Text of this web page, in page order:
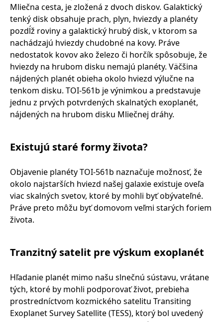
Mliečna cesta, je zložená z dvoch diskov. Galaktický
tenký disk obsahuje prach, plyn, hviezdy a planéty
pozdĺž roviny a galaktický hrubý disk, v ktorom sa
nachádzajú hviezdy chudobné na kovy. Práve
nedostatok kovov ako železo či horčík spôsobuje, že
hviezdy na hrubom disku nemajú planéty. Väčšina
nájdených planét obieha okolo hviezd výlučne na
tenkom disku. TOI-561b je výnimkou a predstavuje
jednu z prvých potvrdených skalnatých exoplanét,
nájdených na hrubom disku Mliečnej dráhy.
Existujú staré formy života?
Objavenie planéty TOI-561b naznačuje možnosť, že
okolo najstarších hviezd našej galaxie existuje oveľa
viac skalných svetov, ktoré by mohli byť obývateľné.
Práve preto môžu byť domovom veľmi starých foriem
života.
Tranzitný satelit pre výskum exoplanét
Hľadanie planét mimo našu slnečnú sústavu, vrátane
tých, ktoré by mohli podporovať život, prebieha
prostredníctvom kozmického satelitu Transiting
Exoplanet Survey Satellite (TESS), ktorý bol uvedený